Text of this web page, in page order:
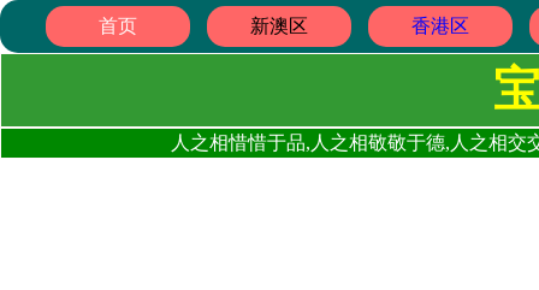
首页 新澳区 香港区
人之相惜惜于品,人之相敬敬于德,人之相